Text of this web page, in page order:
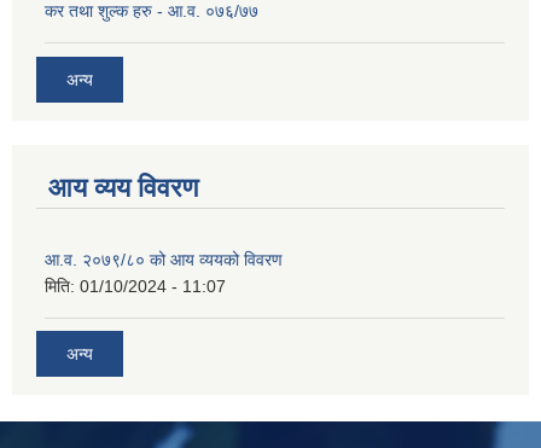
कर तथा शुल्क हरु - आ.व. ०७६/७७
अन्य
आय व्यय विवरण
आ.व. २०७९/८० को आय व्ययको विवरण
मिति: 01/10/2024 - 11:07
अन्य